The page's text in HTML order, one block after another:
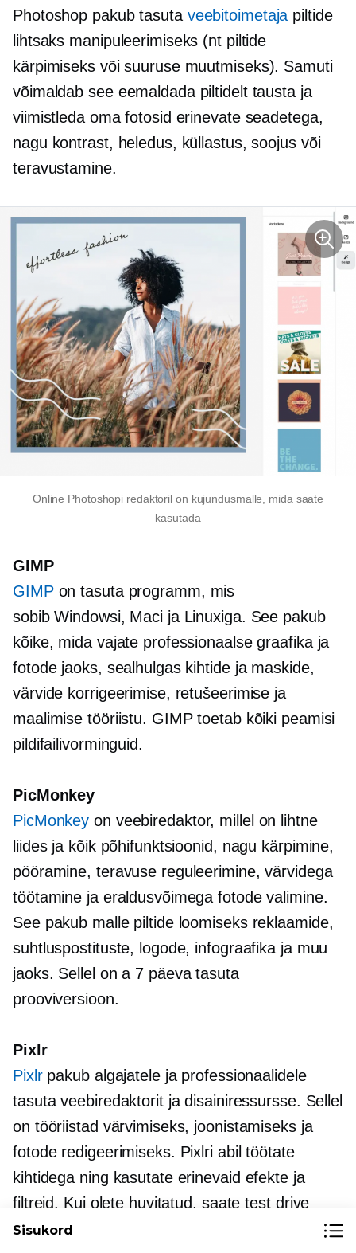
Photoshop pakub tasuta veebitoimetaja piltide
lihtsaks manipuleerimiseks (nt piltide
kärpimiseks või suuruse muutmiseks). Samuti
võimaldab see eemaldada piltidelt tausta ja
viimistleda oma fotosid erinevate seadetega,
nagu kontrast, heledus, küllastus, soojus või
teravustamine.
Online Photoshopi redaktoril on kujundusmalle, mida saate
kasutada
GIMP
GIMPon tasuta programm, mis
sobib Windowsi, Maci ja Linuxiga. See pakub
kõike, mida vajate professionaalse graafika ja
fotode jaoks, sealhulgas kihtide ja maskide,
värvide korrigeerimise, retušeerimise ja
maalimise tööriistu. GIMP toetab kõiki peamisi
pildifailivorminguid.
PicMonkey
PicMonkey on veebiredaktor, millel on lihtne
liides ja kõik põhifunktsioonid, nagu kärpimine,
pööramine, teravuse reguleerimine, värvidega
töötamine ja eraldusvõimega fotode valimine.
See pakub malle piltide loomiseks reklaamide,
suhtluspostituste, logode, infograafika ja muu
jaoks. Sellel on a 7 päevatasuta
prooviversioon.
Pixlr
Pixlrpakub algajatele ja professionaalidele
tasuta veebiredaktorit ja disainiressursse. Sellel
on tööriistad värvimiseks, joonistamiseks ja
fotode redigeerimiseks. Pixlri abil töötate
kihtidega ning kasutate erinevaid efekte ja
filtreid. Kui olete huvitatud, saatetest drive
lisatasu pakett 30 päevaks tasuta.
Sisukord